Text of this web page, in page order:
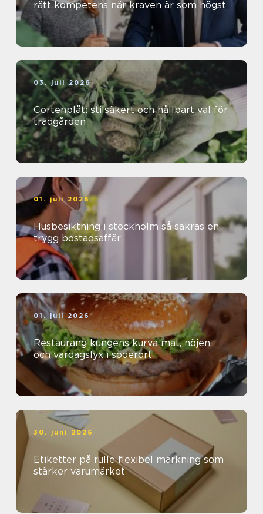
rätt kompetens när kraven är som högst
03. juli 2026
Cortenplåt: stilsäkert och hållbart val för
trädgården
01. juli 2026
Husbesiktning i stockholm så säkras en
trygg bostadsaffär
01. juli 2026
Restaurang kungens kurva mat, nöjen
och vardagslyx i söderort
30. juni 2026
Etiketter på rulle flexibel märkning som
stärker varumärket